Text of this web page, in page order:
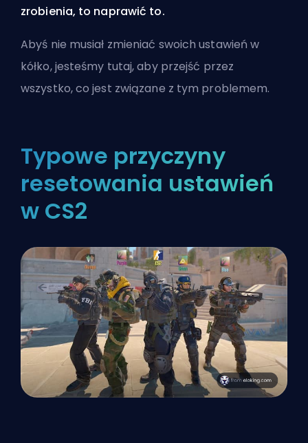
zrobienia, to naprawić to.
Abyś nie musiał zmieniać swoich ustawień w
kółko, jesteśmy tutaj, aby przejść przez
wszystko, co jest związane z tym problemem.
Typowe przyczyny
resetowania ustawień
w CS2